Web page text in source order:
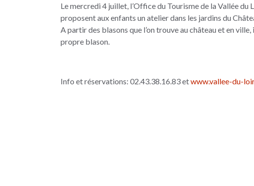
Le mercredi 4 juillet, l’Office du Tourisme de la Vallée du
proposent aux enfants un atelier dans les jardins du
A partir des blasons que l’on trouve au château et en
propre blason.
Info et réservations: 02.43.38.16.83 etwww.vallee-du-